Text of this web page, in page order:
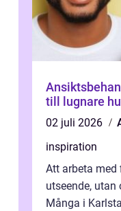
till lugnare
02 juli 2026
inspiration
Att arbeta med
utseende, utan
Många i